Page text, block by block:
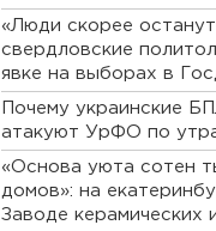
«Люди скорее
свердловские
явке на выборах в
Почему украинские
атакуют УрФО по
«Основа уюта сотен
домов»: на
Заводе керамических